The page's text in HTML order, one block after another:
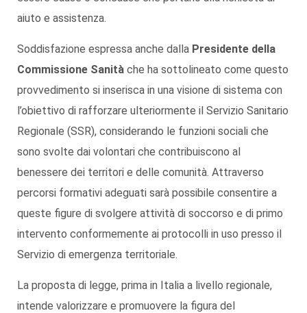
aiuto e assistenza.
Soddisfazione espressa anche dalla Presidente della
Commissione Sanità che ha sottolineato come questo
provvedimento si inserisca in una visione di sistema con
l’obiettivo di rafforzare ulteriormente il Servizio Sanitario
Regionale (SSR), considerando le funzioni sociali che
sono svolte dai volontari che contribuiscono al
benessere dei territori e delle comunità. Attraverso
percorsi formativi adeguati sarà possibile consentire a
queste figure di svolgere attività di soccorso e di primo
intervento conformemente ai protocolli in uso presso il
Servizio di emergenza territoriale.
La proposta di legge, prima in Italia a livello regionale,
intende valorizzare e promuovere la figura del